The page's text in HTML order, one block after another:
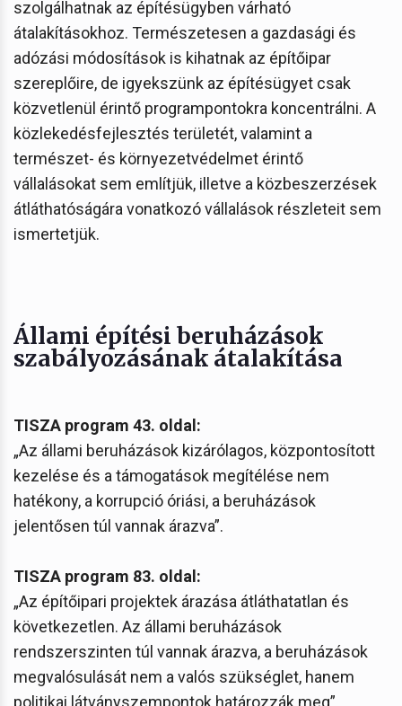
szolgálhatnak az építésügyben várható
átalakításokhoz. Természetesen a gazdasági és
adózási módosítások is kihatnak az építőipar
szereplőire, de igyekszünk az építésügyet csak
közvetlenül érintő programpontokra koncentrálni. A
közlekedésfejlesztés területét, valamint a
természet- és környezetvédelmet érintő
vállalásokat sem említjük, illetve a közbeszerzések
átláthatóságára vonatkozó vállalások részleteit sem
ismertetjük.
Állami építési beruházások
szabályozásának átalakítása
TISZA program 43. oldal:
„Az állami beruházások kizárólagos, központosított
kezelése és a támogatások megítélése nem
hatékony, a korrupció óriási, a beruházások
jelentősen túl vannak árazva”.
TISZA program 83. oldal:
„Az építőipari projektek árazása átláthatatlan és
következetlen. Az állami beruházások
rendszerszinten túl vannak árazva, a beruházások
megvalósulását nem a valós szükséglet, hanem
politikai látványszempontok határozzák meg”.